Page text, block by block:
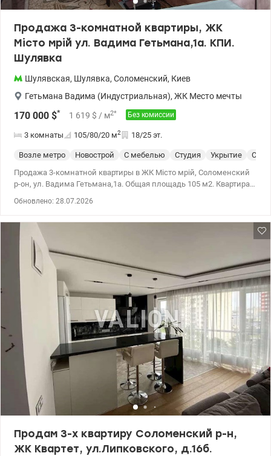
Продажа 3-комнатной квартиры, ЖК
Місто мрій ул. Вадима Гетьмана,1а. КПИ.
Шулявка
Шулявская, Шулявка, Соломенский, Киев
Гетьмана Вадима (Индустриальная), ЖК Место мечты
170 000 $* 1 619 $ / м2* Без комиссии
3 комнаты 105/80/20 м2 18/25 эт.
Возле метро Новострой С мебелью Студия Укрытие
Продажа 3-комнатной квартиры в ЖК Місто мрій, Соломенский
р-он, ул. Вадима Гетьмана,1а. Общая площадь 105 м2. Квартира
-в сторону парка и киностудии Довженка. Жилой комплекс
бизнес-класса, Сделан ремонт в подьезде, новые лифты.
Закрытая территория, круглосуточная охрана и
видеонаблюдение, подземный паркинг. Рядом ТРЦ Большевик,
супермаркет Сильпо, Мегамаркет, детский сад, 3 школы,
остановка наземного транспорта, в пешей доступности Ст.
Метро Шулявская (3 минуты). цена 170 000 у.е Инна 095 233 13 13
valion.ua/1092966
Обновлено: 28.07.2026
Продам 3-х квартиру Соломенский р-н,
ЖК Квартет, ул.Липковского, д.16б.